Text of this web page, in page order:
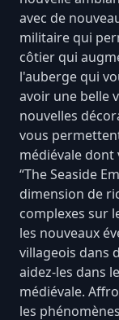
avec de
militaire qui
côtier qui
l'auberge qui
avoir une belle
nouvelles
vous
médiévale dont
“The Seaside
dimension de
complexes sur
les nouveaux
villageois dans
aidez-les dans
médiévale.
les